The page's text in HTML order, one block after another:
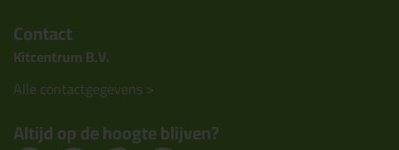
Contact
Kitcentrum B.V.
Alle contactgegevens >
Altijd op de hoogte blijven?